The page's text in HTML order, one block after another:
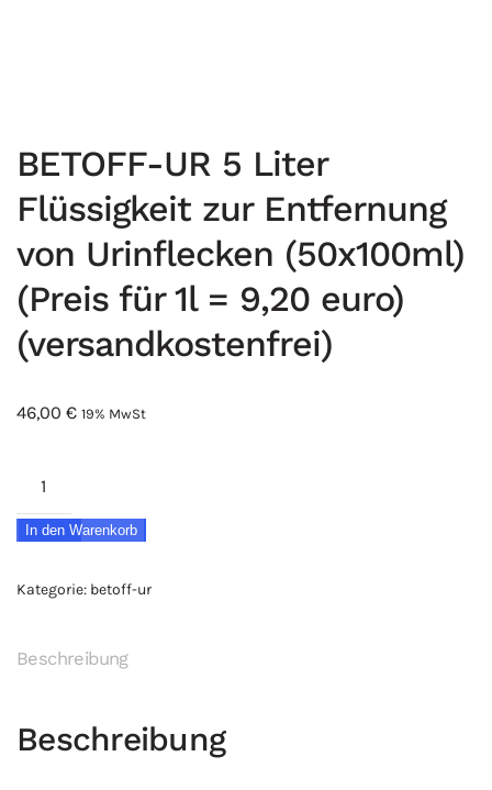
BETOFF-UR 5 Liter
Flüssigkeit zur Entfernung
von Urinflecken (50x100ml)
(Preis für 1l = 9,20 euro)
(versandkostenfrei)
46,00 € 19% MwSt
Flüssigkeit
Entfernung
(50x100ml)
In den Warenkorb
Kategorie: betoff-ur
Beschreibung
Beschreibung